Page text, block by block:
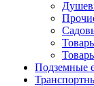
Подземные